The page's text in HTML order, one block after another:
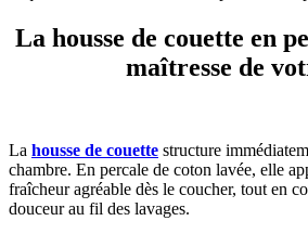
La housse de couette en
maîtresse de
La housse de couette structure
chambre. En percale de coton lavée, elle
fraîcheur agréable dès le coucher, tout en
douceur au fil des lavages.